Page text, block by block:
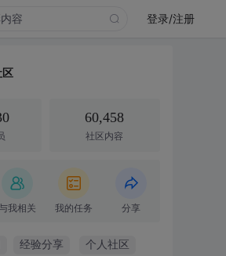
登录/注册
区
60,458
社区内容
我相关 我的任务 分享
经验分享 个人社区